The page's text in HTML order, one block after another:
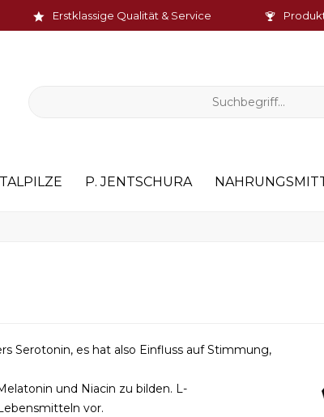
Erstklassige Qualität & Service
P. JENTSCHURA
Serotonin, es hat also Einfluss auf Stimmung,
und Niacin zu bilden. L-
vor.